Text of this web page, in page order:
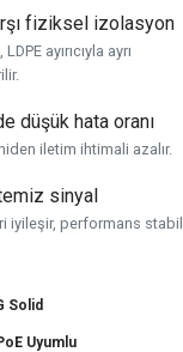
fiziksel izolasyon
ayırıcıyla ayrı
düşük hata oranı
iletim ihtimali azalır.
sinyal
iyileşir, performans stabil
Solid
Uyumlu